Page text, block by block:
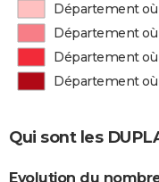
Département où
Département où
Département
Département
Qui sont les
Evolution du